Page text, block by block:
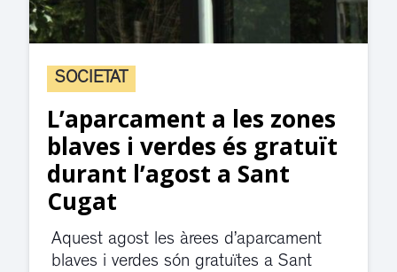
SOCIETAT
L’aparcament a les zones
blaves i verdes és gratuït
durant l’agost a Sant
Cugat
Aquest agost les àrees d’aparcament
blaves i verdes són gratuïtes a Sant